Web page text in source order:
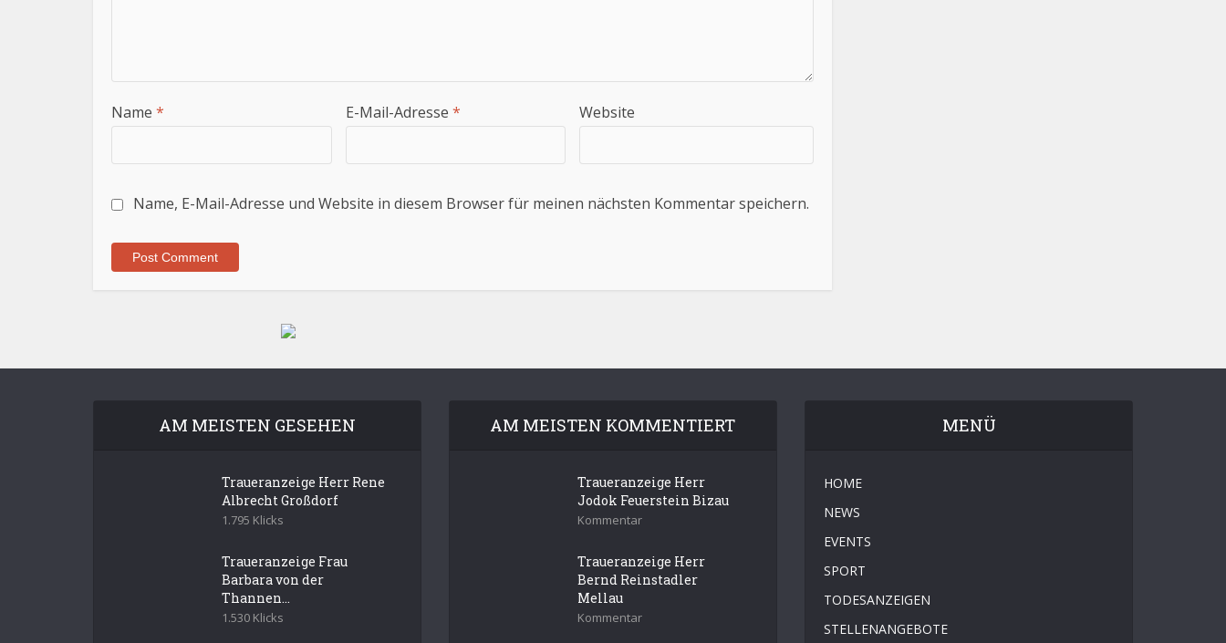
Name * E-Mail-Adresse * Website
Name, E-Mail-Adresse und Website in diesem Browser für meinen nächsten Kommentar speichern.
AM MEISTEN GESEHEN
Traueranzeige Herr Rene
Albrecht Großdorf
1.795 Klicks
Traueranzeige Frau
Barbara von der
Thannen...
1.530 Klicks
AM MEISTEN KOMMENTIERT
Traueranzeige Herr
Jodok Feuerstein Bizau
Kommentar
Traueranzeige Herr
Bernd Reinstadler
Mellau
Kommentar
MENÜ
HOME
NEWS
EVENTS
SPORT
TODESANZEIGEN
STELLENANGEBOTE